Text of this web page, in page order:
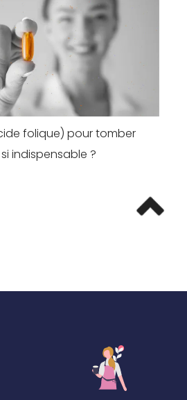
folique) pour tomber
indispensable ?